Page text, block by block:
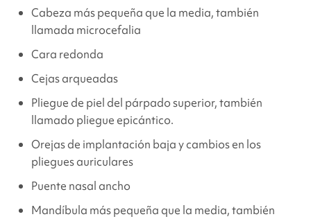
Cabeza más pequeña que la media, también
llamada microcefalia
Cara redonda
Cejas arqueadas
Pliegue de piel del párpado superior, también
llamado pliegue epicántico.
Orejas de implantación baja y cambios en los
pliegues auriculares
Puente nasal ancho
Mandíbula más pequeña que la media, también